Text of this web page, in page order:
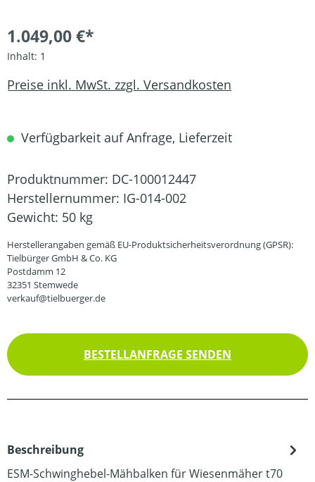
1.049,00 €*
Inhalt: 1
Preise inkl. MwSt. zzgl. Versandkosten
Verfügbarkeit auf Anfrage, Lieferzeit
Produktnummer: DC-100012447
Herstellernummer: IG-014-002
Gewicht: 50 kg
Herstellerangaben gemäß EU-Produktsicherheitsverordnung (GPSR):
Tielbürger GmbH & Co. KG
Postdamm 12
32351 Stemwede
verkauf@tielbuerger.de
BESTELLANFRAGE SENDEN
Beschreibung
ESM-Schwinghebel-Mähbalken für Wiesenmäher t70